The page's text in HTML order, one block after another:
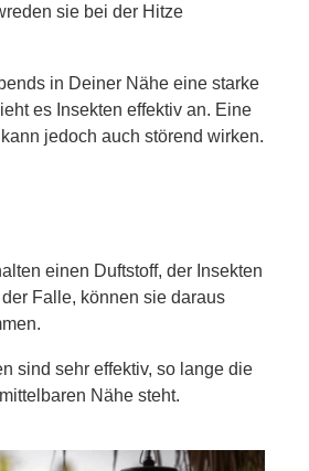
sie bei der Hitze
in Deiner Nähe eine starke
es Insekten effektiv an. Eine
jedoch auch störend wirken.
einen Duftstoff, der Insekten
Falle, können sie daraus
sind sehr effektiv, so lange die
Nähe steht.